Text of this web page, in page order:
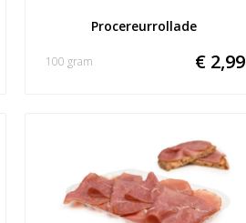
Procereurrollade
€ 2,99
100 gram